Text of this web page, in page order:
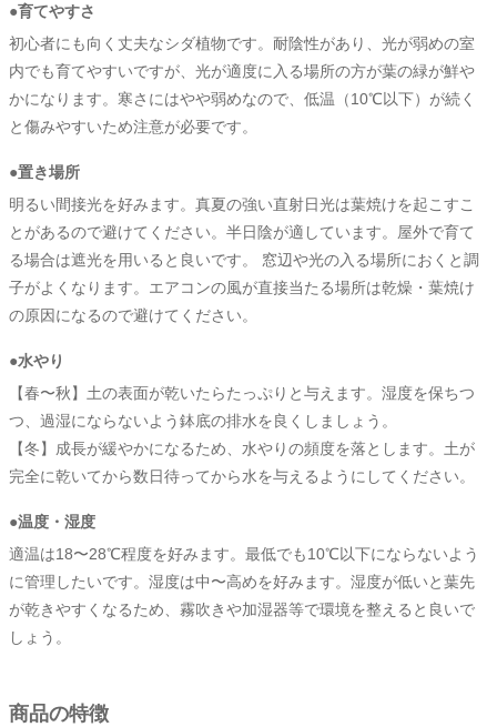
●育てやすさ
初心者にも向く丈夫なシダ植物です。耐陰性があり、光が弱めの室
内でも育てやすいですが、光が適度に入る場所の方が葉の緑が鮮や
かになります。寒さにはやや弱めなので、低温（10℃以下）が続く
と傷みやすいため注意が必要です。
●置き場所
明るい間接光を好みます。真夏の強い直射日光は葉焼けを起こすこ
とがあるので避けてください。半日陰が適しています。屋外で育て
る場合は遮光を用いると良いです。 窓辺や光の入る場所におくと調
子がよくなります。エアコンの風が直接当たる場所は乾燥・葉焼け
の原因になるので避けてください。
●水やり
【春〜秋】土の表面が乾いたらたっぷりと与えます。湿度を保ちつ
つ、過湿にならないよう鉢底の排水を良くしましょう。
【冬】成長が緩やかになるため、水やりの頻度を落とします。土が
完全に乾いてから数日待ってから水を与えるようにしてください。
●温度・湿度
適温は18〜28℃程度を好みます。最低でも10℃以下にならないよう
に管理したいです。湿度は中〜高めを好みます。湿度が低いと葉先
が乾きやすくなるため、霧吹きや加湿器等で環境を整えると良いで
しょう。
商品の特徴